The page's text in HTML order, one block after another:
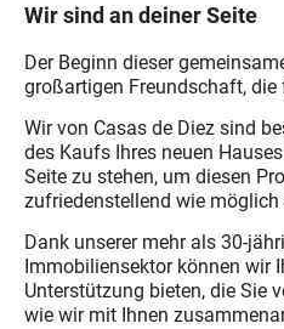
Wir sind an deiner Seite
Der Beginn dieser
großartigen Freundschaft,
Wir von Casas de Diez sind
des Kaufs Ihres neuen
Seite zu stehen, um diesen
zufriedenstellend wie möglich
Dank unserer mehr als 30-
Immobiliensektor können wir
Unterstützung bieten, die Sie
wie wir mit Ihnen